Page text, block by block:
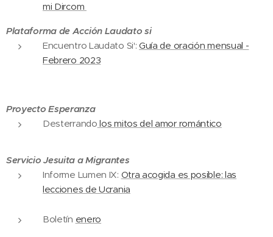
mi Dircom
Plataforma de Acción Laudato si
Encuentro Laudato Si':Guía de oración mensual -
Febrero 2023
Proyecto Esperanza
Desterrando los mitos del amor romántico
Servicio Jesuita a Migrantes
Informe Lumen IX: Otra acogida es posible: las
lecciones de Ucrania
Boletín enero